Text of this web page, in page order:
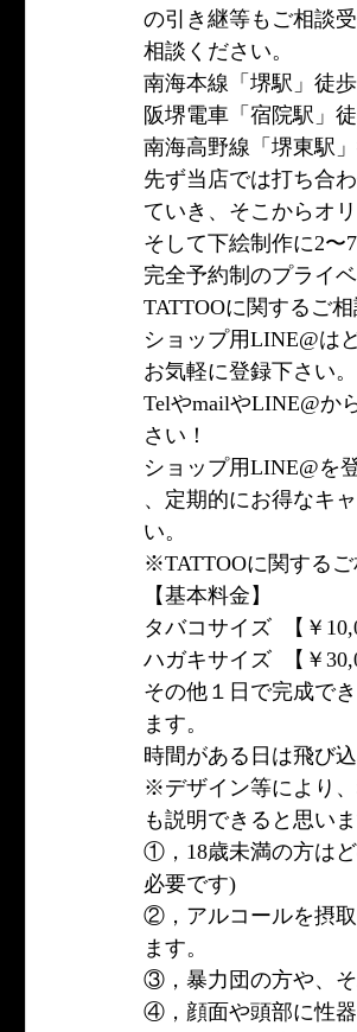
の引き継等もご相談
相談ください。
南海本線「堺駅」徒
阪堺電車「宿院駅」
南海高野線「堺東駅
先ず当店では打ち合
ていき、そこからオ
そして下絵制作に2〜
完全予約制のプライ
TATTOOに関するご
ショップ用LINE@は
お気軽に登録下さい。
TelやmailやLINE@か
さい！
ショップ用LINE@を
、定期的にお得なキ
い。
※TATTOOに関する
【基本料金】
タバコサイズ  【￥
ハガキサイズ  【￥
その他１日で完成で
ます。
時間がある日は飛び
※デザイン等により
も説明できると思い
①，18歳未満の方は
必要です)
②，アルコールを摂
ます。
③，暴力団の方や、そ
④，顔面や頭部に性器